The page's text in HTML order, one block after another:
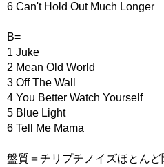
6 Can't Hold Out Much Longer
B=
1 Juke
2 Mean Old World
3 Off The Wall
4 You Better Watch Yourself
5 Blue Light
6 Tell Me Mama
盤質＝チリプチノイズほとんど